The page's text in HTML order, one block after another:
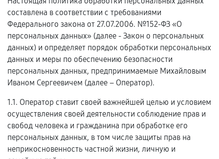
составлена в соответствии с требованиями
Федерального закона от 27.07.2006. №152-ФЗ «О
персональных данных» (далее - Закон о персональных
данных) и определяет порядок обработки персональных
данных и меры по обеспечению безопасности
персональных данных, предпринимаемые Михайловым
Иваном Сергеевичем (далее – Оператор).
1.1. Оператор ставит своей важнейшей целью и условием
осуществления своей деятельности соблюдение прав и
свобод человека и гражданина при обработке его
персональных данных, в том числе защиты прав на
неприкосновенность частной жизни, личную и